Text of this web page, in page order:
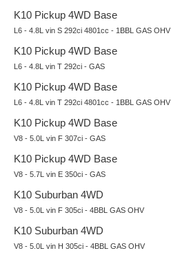
K10 Pickup 4WD Base
L6 - 4.8L vin S 292ci 4801cc - 1BBL GAS OHV
K10 Pickup 4WD Base
L6 - 4.8L vin T 292ci - GAS
K10 Pickup 4WD Base
L6 - 4.8L vin T 292ci 4801cc - 1BBL GAS OHV
K10 Pickup 4WD Base
V8 - 5.0L vin F 307ci - GAS
K10 Pickup 4WD Base
V8 - 5.7L vin E 350ci - GAS
K10 Suburban 4WD
V8 - 5.0L vin F 305ci - 4BBL GAS OHV
K10 Suburban 4WD
V8 - 5.0L vin H 305ci - 4BBL GAS OHV